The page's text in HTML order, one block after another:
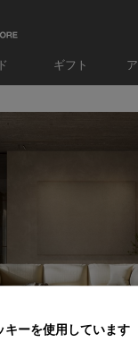
ギフト
キーを使用しています